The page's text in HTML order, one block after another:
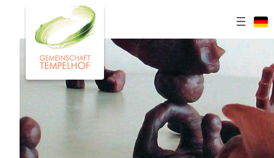
springen